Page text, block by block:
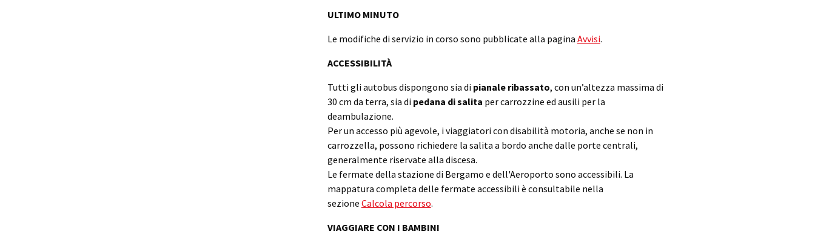
ULTIMO MINUTO
Le modifiche di servizio in corso sono pubblicate alla pagina Avvisi.
ACCESSIBILITÀ
Tutti gli autobus dispongono sia di pianale ribassato, con un’altezza massima di
30 cm da terra, sia di pedana di salita per carrozzine ed ausili per la
deambulazione.
Per un accesso più agevole, i viaggiatori con disabilità motoria, anche se non in
carrozzella, possono richiedere la salita a bordo anche dalle porte centrali,
generalmente riservate alla discesa.
Le fermate della stazione di Bergamo e dell'Aeroporto sono accessibili. La
mappatura completa delle fermate accessibili è consultabile nella
sezione Calcola percorso.
VIAGGIARE CON I BAMBINI